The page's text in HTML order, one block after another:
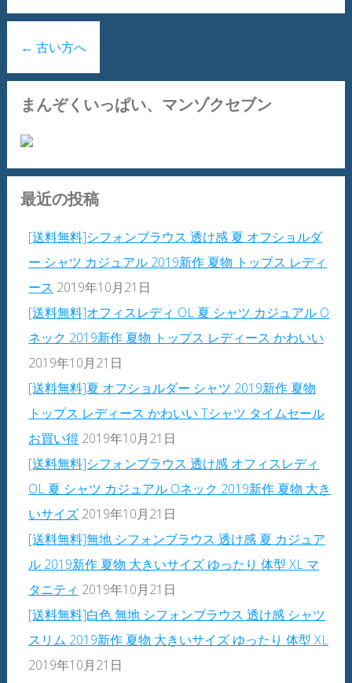
← 古い方へ
まんぞくいっぱい、マンゾクセブン
最近の投稿
[送料無料]シフォンブラウス 透け感 夏 オフショルダ
ー シャツ カジュアル 2019新作 夏物 トップス レディ
ース 2019年10月21日
[送料無料]オフィスレディ OL 夏 シャツ カジュアル O
ネック 2019新作 夏物 トップス レディース かわいい
2019年10月21日
[送料無料]夏 オフショルダー シャツ 2019新作 夏物
トップス レディース かわいい Tシャツ タイムセール
お買い得 2019年10月21日
[送料無料]シフォンブラウス 透け感 オフィスレディ
OL 夏 シャツ カジュアル Oネック 2019新作 夏物 大き
いサイズ 2019年10月21日
[送料無料]無地 シフォンブラウス 透け感 夏 カジュア
ル 2019新作 夏物 大きいサイズ ゆったり 体型 XL マ
タニティ 2019年10月21日
[送料無料]白色 無地 シフォンブラウス 透け感 シャツ
スリム 2019新作 夏物 大きいサイズ ゆったり 体型 XL
2019年10月21日